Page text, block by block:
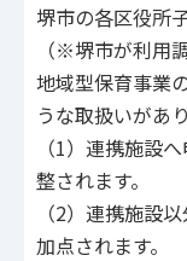
堺市の各区役所
（※堺市が利用
地域型保育事業
うな取扱いがあり
（1）連携施設
整されます。
（2）連携施設
加点されます。